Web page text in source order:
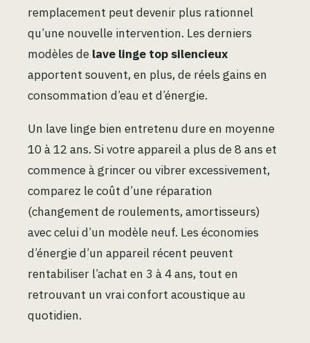
remplacement peut devenir plus rationnel
qu’une nouvelle intervention. Les derniers
modèles de lave linge top silencieux
apportent souvent, en plus, de réels gains en
consommation d’eau et d’énergie.
Un lave linge bien entretenu dure en moyenne
10 à 12 ans. Si votre appareil a plus de 8 ans et
commence à grincer ou vibrer excessivement,
comparez le coût d’une réparation
(changement de roulements, amortisseurs)
avec celui d’un modèle neuf. Les économies
d’énergie d’un appareil récent peuvent
rentabiliser l’achat en 3 à 4 ans, tout en
retrouvant un vrai confort acoustique au
quotidien.